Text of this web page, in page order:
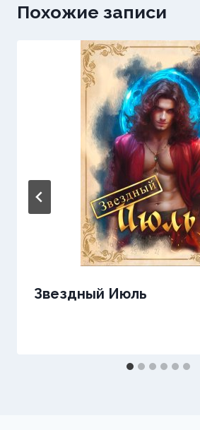
Похожие записи
Звездный Июль